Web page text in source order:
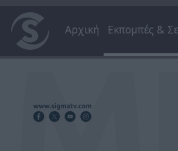
Αρχική Εκπομπές &